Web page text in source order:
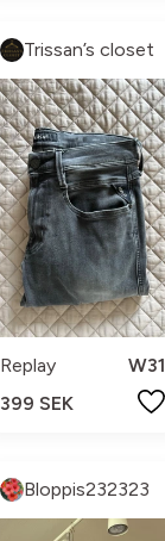
Trissan’s closet
Replay
W31
399 SEK
Bloppis232323